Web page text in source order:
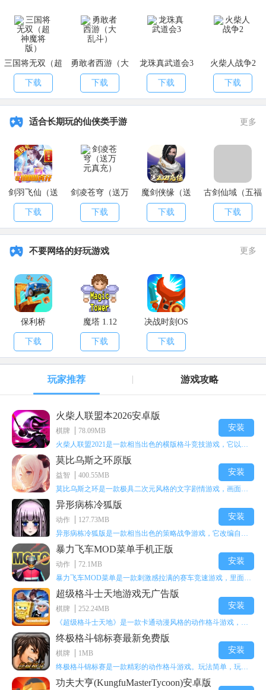
以上就是小编给大家带来的 和平精英双十一返场皮肤价格介绍
希望对大家有所帮助，更多精彩游戏资讯尽在APK8安卓网
三国将无双（超
神魔将版）
下载
勇敢者西游（大
乱斗）
下载
龙珠真武道会3
下载
火柴人战争2
下载
适合长期玩的仙侠类手游 更多
剑羽飞仙（送
10000真充）
下载
剑凌苍穹（送万
元真充）
下载
魔剑侠缘（送
2021充值）
下载
古剑仙域（五福
送真充）
下载
不要网络的好玩游戏 更多
保利桥
下载
魔塔 1.12
下载
决战时刻OS
下载
玩家推荐 游戏攻略
火柴人联盟本2026安卓版
棋牌
78.09MB
安装
莫比乌斯之环原版
益智
400.55MB
安装
异形病栋冷狐版
动作
127.73MB
安装
暴力飞车MOD菜单手机正版
动作
72.1MB
安装
超级格斗士天地游戏无广告版
棋牌
252.24MB
安装
终极格斗锦标赛最新免费版
棋牌
1MB
安装
功夫大亨(KungfuMasterTycoon)安卓版